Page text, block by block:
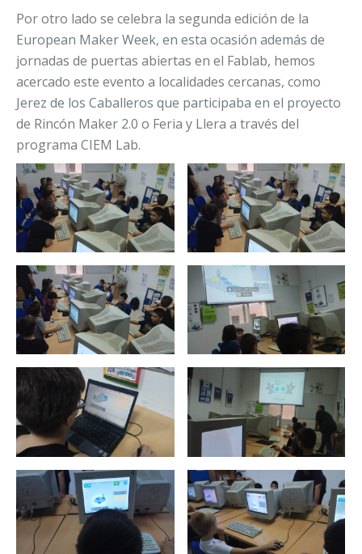
Por otro lado se celebra la segunda edición de la
European Maker Week, en esta ocasión además de
jornadas de puertas abiertas en el Fablab, hemos
acercado este evento a localidades cercanas, como
Jerez de los Caballeros que participaba en el proyecto
de Rincón Maker 2.0 o Feria y Llera a través del
programa CIEM Lab.